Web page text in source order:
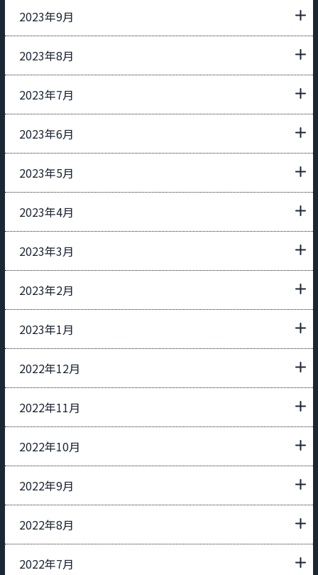
2023年9月
2023年8月
2023年7月
2023年6月
2023年5月
2023年4月
2023年3月
2023年2月
2023年1月
2022年12月
2022年11月
2022年10月
2022年9月
2022年8月
2022年7月